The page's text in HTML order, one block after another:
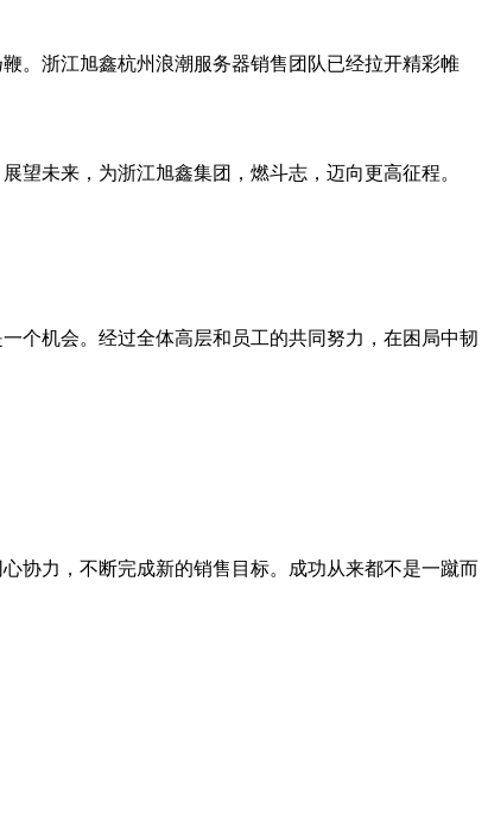
。浙江旭鑫杭州浪潮服务器销售团队已经拉开精彩帷
望未来，为浙江旭鑫集团，燃斗志，迈向更高征程。
个机会。经过全体高层和员工的共同努力，在困局中韧
协力，不断完成新的销售目标。成功从来都不是一蹴而